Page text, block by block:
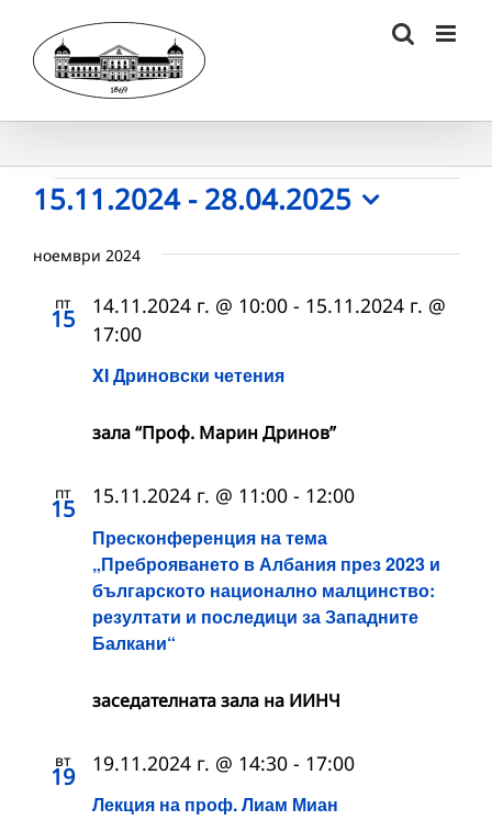
content
Събития
15.11.2024 - 28.04.2025
date.
ноември 2024
пт
15
XI Дриновски четения
14.11.2024 г. @ 10:00 - 15.11.2024 г. @
17:00
зала “Проф. Марин Дринов”
пт
15
Пресконференция на тема
„Преброяването в Албания през 2023 и
българското национално малцинство:
резултати и последици за Западните
Балкани“
15.11.2024 г. @ 11:00 - 12:00
заседателната зала на ИИНЧ
вт
19
Лекция на проф. Лиам Миан
19.11.2024 г. @ 14:30 - 17:00